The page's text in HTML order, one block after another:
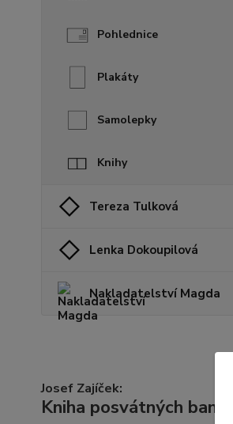
Pohlednice
Plakáty
Samolepky
Knihy
Tereza Tulková
Lenka Dokoupilová
Nakladatelství Magda
Josef Zajíček:
Kniha posvátných banalit